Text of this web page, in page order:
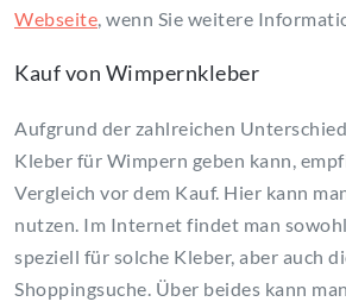
Webseite, wenn Sie weitere
Kauf von Wimpernkleber
Aufgrund der zahlreichen
Kleber für Wimpern geben kann,
Vergleich vor dem Kauf. Hier kann
nutzen. Im Internet findet man
speziell für solche Kleber, aber auch
Shoppingsuche. Über beides kann